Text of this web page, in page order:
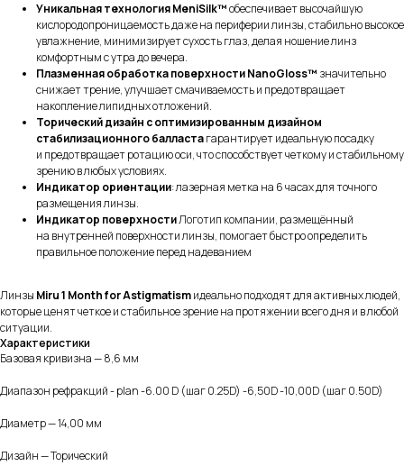
Уникальная технология MeniSilk™обеспечивает высочайшую
кислородопроницаемость даже на периферии линзы, стабильно высокое
увлажнение, минимизирует сухость глаз, делая ношение линз
комфортным с утра до вечера.
Плазменная обработка поверхности NanoGloss™ значительно
снижает трение, улучшает смачиваемость и предотвращает
накопление липидных отложений.
Торический дизайн с оптимизированным дизайном
стабилизационного балластагарантирует идеальную посадку
и предотвращает ротацию оси, что способствует четкому и стабильному
зрению в любых условиях.
Индикатор ориентации: лазерная метка на 6 часах для точного
размещения линзы.
Индикатор поверхностиЛоготип компании, размещённый
на внутренней поверхности линзы, помогает быстро определить
правильное положение перед надеванием
Линзы Miru 1 Month for Astigmatismидеально подходят для активных людей,
которые ценят четкое и стабильное зрение на протяжении всего дня и в любой
ситуации.
Характеристики
Базовая кривизна — 8,6 мм
Диапазон рефракций - plan -6.00 D (шаг 0.25D) -6,50D -10,00D (шаг 0.50D)
Диаметр — 14,00 мм
Дизайн — Торический